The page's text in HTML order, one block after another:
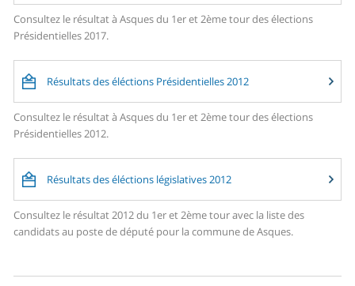
Consultez le résultat à Asques du 1er et 2ème tour des élections
Présidentielles 2017.
Résultats des éléctions Présidentielles 2012
Consultez le résultat à Asques du 1er et 2ème tour des élections
Présidentielles 2012.
Résultats des éléctions législatives 2012
Consultez le résultat 2012 du 1er et 2ème tour avec la liste des
candidats au poste de député pour la commune de Asques.